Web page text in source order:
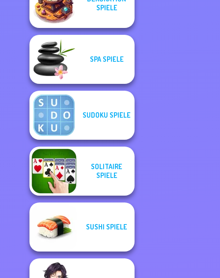
SPIELE
SPA SPIELE
SUDOKU SPIELE
SOLITAIRE
SPIELE
SUSHI SPIELE